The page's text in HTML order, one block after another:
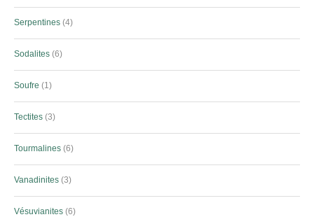
Serpentines 4
Sodalites 6
Soufre 1
Tectites 3
Tourmalines 6
Vanadinites 3
Vésuvianites 6